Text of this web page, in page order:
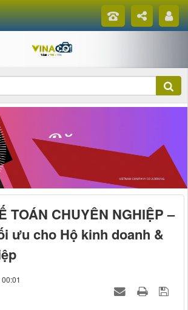
TOÁN CHUYÊN NGHIỆP –
ưu cho Hộ kinh doanh &